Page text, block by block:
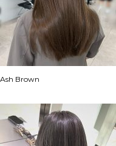
Ash Brown